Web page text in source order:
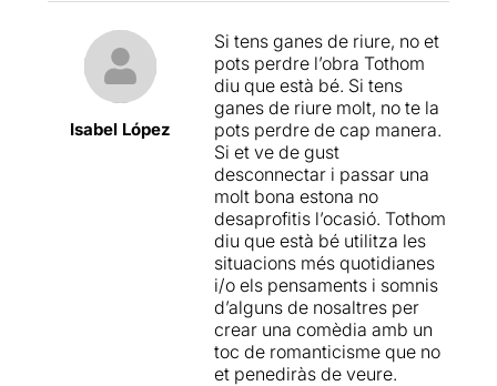
Isabel López
Si tens ganes de riure, no et
pots perdre l’obra Tothom
diu que està bé. Si tens
ganes de riure molt, no te la
pots perdre de cap manera.
Si et ve de gust
desconnectar i passar una
molt bona estona no
desaprofitis l’ocasió. Tothom
diu que està bé utilitza les
situacions més quotidianes
i/o els pensaments i somnis
d’alguns de nosaltres per
crear una comèdia amb un
toc de romanticisme que no
et penediràs de veure.